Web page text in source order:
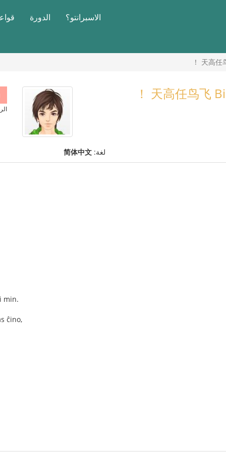
الاسبرانتو؟ الدورة
لغة: 简体中文
min.
ĉino,